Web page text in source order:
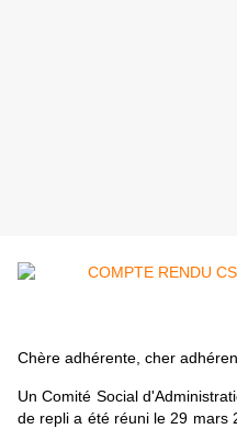
Chère adhérente, cher
Un Comité Social
de repli a été réuni le 29 mars